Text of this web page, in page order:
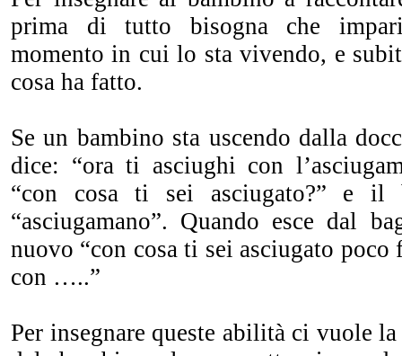
prima di tutto bisogna che
momento in cui lo sta vivendo, e
cosa ha fatto.
Se un bambino sta uscendo dalla
dice: “ora ti asciughi con
“con cosa ti sei asciugato?” e il
“asciugamano”. Quando esce dal
nuovo “con cosa ti sei asciugato poco
con …..”
Per insegnare queste abilità ci vuole